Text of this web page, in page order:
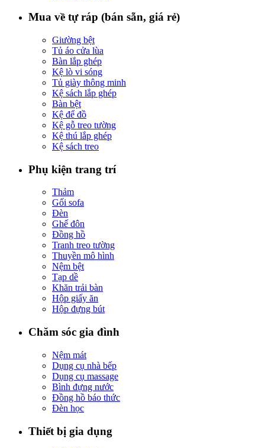
Mua về tự ráp (bán sẵn, giá rẻ)
Giường bệt
Tủ áo cửa lùa
Bàn lắp ghép
Kệ lò vi sóng
Tủ giày thông minh
Kệ sách lắp ghép
Bàn bệt
Kệ để đồ
Kệ gỗ treo tường
Kệ thú lắp ghép
Kệ sách treo
Phụ kiện trang trí
Thảm
Gối sofa
Đèn
Ghế đôn
Đồng hồ
Tranh treo tường
Thuyền mô hình
Nệm bệt
Tạp dề
Khăn trải bàn
Hộp giấy ăn
Hộp đựng bút
Chăm sóc gia đình
Nệm mát
Dụng cụ nhà bếp
Dụng cụ massage
Bình đựng nước
Đồng hồ báo thức
Đèn học
Thiết bị gia dụng